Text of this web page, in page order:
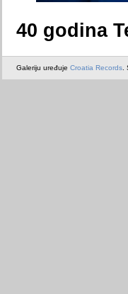
40 godina
Galeriju uređuje Croatia Records